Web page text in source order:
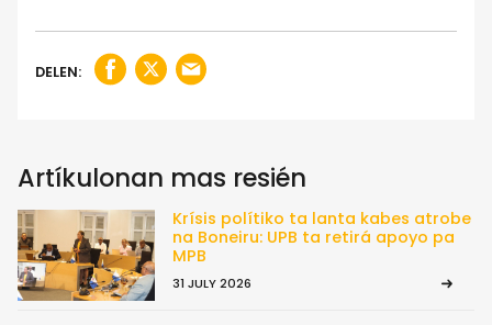
DELEN:
Artíkulonan mas resién
Krísis polítiko ta lanta kabes atrobe
na Boneiru: UPB ta retirá apoyo pa
MPB
31 JULY 2026